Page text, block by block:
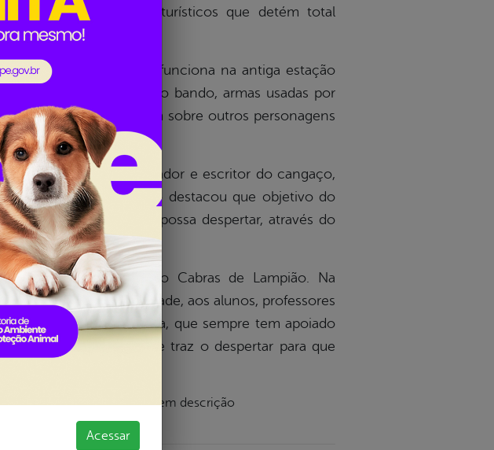
de condutores turísticos que detém total
gênero do Brasil, que funciona na antiga estação
domésticos do bando, armas usadas por
volante e também sobre outros personagens
palestra com pesquisador e escritor do cangaço,
o tema. O mesmo destacou que objetivo do
que a juventude possa despertar, através do
seu povo.
Xaxado com o grupo Cabras de Lampião. Na
pelo a receptividade, aos alunos, professores
prefeito Adelmo Moura, que sempre tem apoiado
cultural e traz o despertar para que
gente”, concluiu.
Acessar